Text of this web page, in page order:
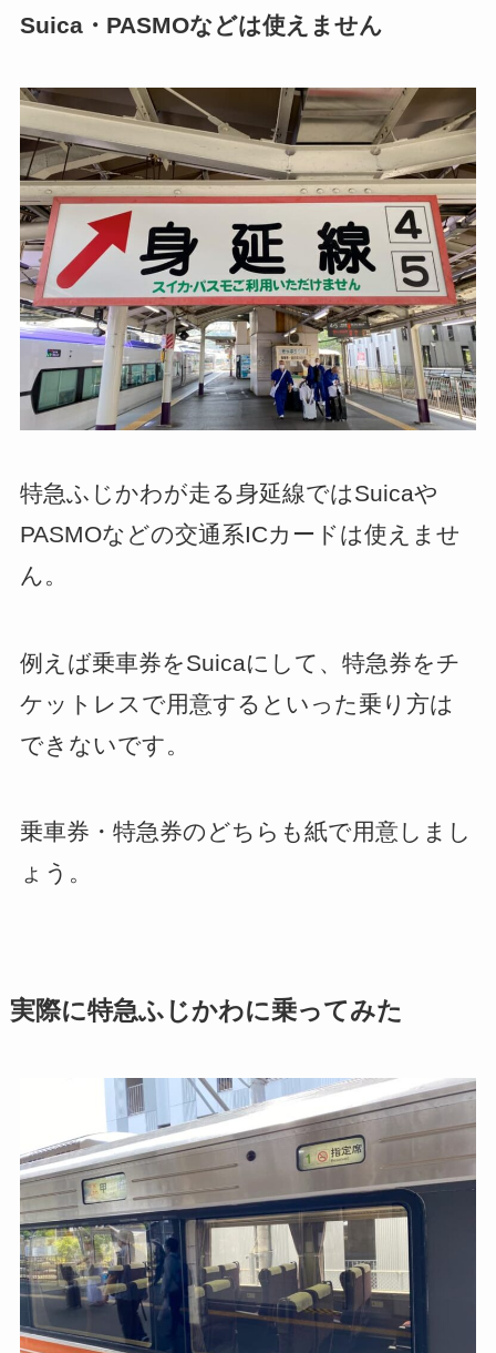
Suica・PASMOなどは使えません
特急ふじかわが走る身延線ではSuicaや
PASMOなどの交通系ICカードは使えませ
ん。
例えば乗車券をSuicaにして、特急券をチ
ケットレスで用意するといった乗り方は
できないです。
乗車券・特急券のどちらも紙で用意しまし
ょう。
実際に特急ふじかわに乗ってみた